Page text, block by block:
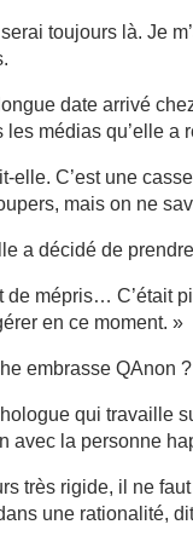
toujours là. Je
date arrivé
médias qu’elle a
elle. C’est une
mais on ne
a décidé de
mépris… C’était
en ce moment. »
embrasse QAnon ?
qui travaille
avec la personne
très rigide, il ne
une rationalité,